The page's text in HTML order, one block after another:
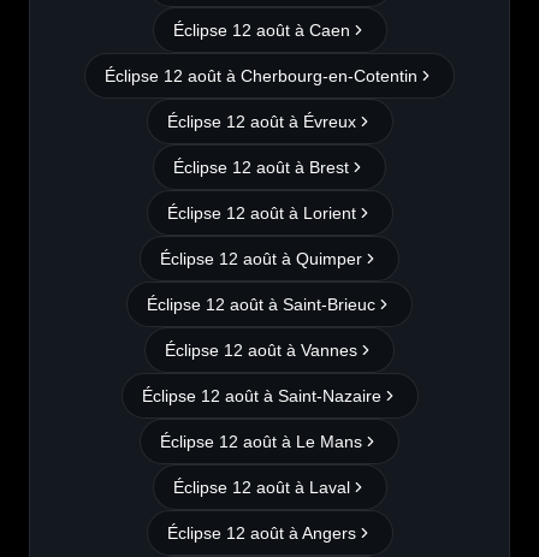
Éclipse 12 août à Caen
Éclipse 12 août à Cherbourg-en-Cotentin
Éclipse 12 août à Évreux
Éclipse 12 août à Brest
Éclipse 12 août à Lorient
Éclipse 12 août à Quimper
Éclipse 12 août à Saint-Brieuc
Éclipse 12 août à Vannes
Éclipse 12 août à Saint-Nazaire
Éclipse 12 août à Le Mans
Éclipse 12 août à Laval
Éclipse 12 août à Angers